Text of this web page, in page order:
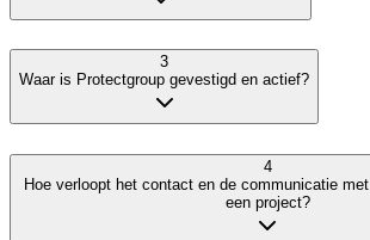
3
Waar is Protectgroup gevestigd en actief?
4
Hoe verloopt het contact en de communicatie
een project?